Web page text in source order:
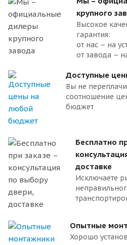
крупного
Высокое
гарантия:
от нас – на
от завода –
Доступные
Вы не
соотношение
бюджет
Бесплатно
доставке
Исключаете
Опытные
Хорошо